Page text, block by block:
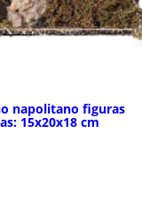
napolitano figuras
15x20x18 cm